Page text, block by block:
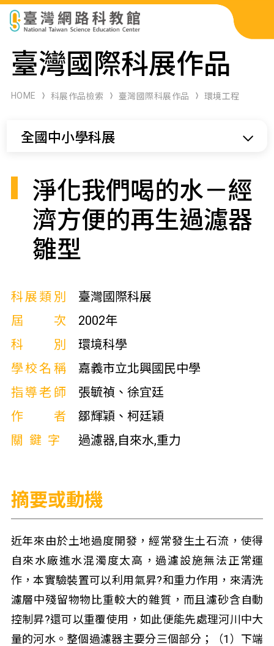
科展作品檢索
科學研習月刊
臺灣國際科展作品
HOME 科展作品檢索 臺灣國際科展作品 環境工程
全國中小學科展
淨化我們喝的水－經
濟方便的再生過濾器
雛型
科展類別
臺灣國際科展
屆次
2002年
科別
環境科學
學校名稱
嘉義市立北興國民中學
指導老師
張毓禎、徐宜廷
作者
鄒輝穎、柯廷穎
關鍵字
過濾器,自來水,重力
摘要或動機
近年來由於土地過度開發，經常發生土石流，使得
自來水廠進水混濁度太高，過濾設施無法正常運
作，本實驗裝置可以利用氣昇?和重力作用，來清洗
濾層中殘留物物比重較大的雜質，而且濾砂含自動
控制昇?還可以重覆使用，如此便能先處理河川中大
量的河水。整個過濾器主要分三個部分；（1）下端